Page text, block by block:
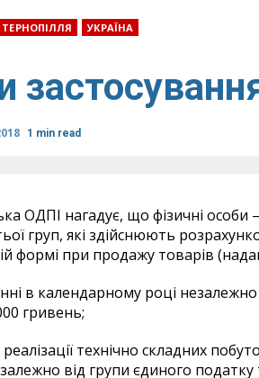
ТЕРНОПІЛЛЯ УКРАЇНА
1 min read
ОДПІ нагадує, що фізичні
груп, які здійснюють
формі при продажу товарів
в календарному році незалежно
гривень;
реалізації технічно складних
від групи єдиного податку